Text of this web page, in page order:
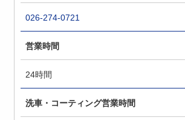
026-274-0721
営業時間
24時間
洗車・コーティング営業時間